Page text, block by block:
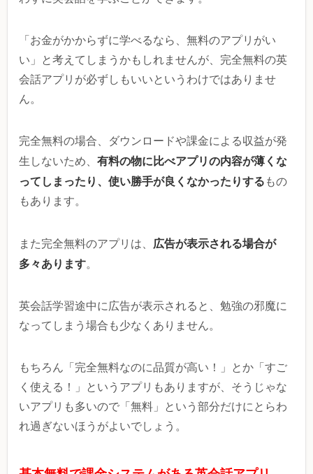
「お金がかからずに学べるなら、無料のアプリがい
い」と考えてしまうかもしれませんが、完全無料の英
会話アプリが必ずしもいいというわけではありませ
ん。
完全無料の場合、ダウンロードや課金による収益が発
生しないため、 有料の物に比べアプリの内容が薄くな
ってしまったり、使い勝手が良くなかったりする もの
もあります。
また完全無料のアプリは、 広告が表示される場合が
多々あります。
英会話学習途中に広告が表示されると、勉強の邪魔に
なってしまう場合も少なくありません。
もちろん「完全無料なのに品質が高い！」とか「すご
く使える！」というアプリもありますが、そうじゃな
いアプリも多いので「無料」という部分だけにとらわ
れ過ぎないほうがよいでしょう。